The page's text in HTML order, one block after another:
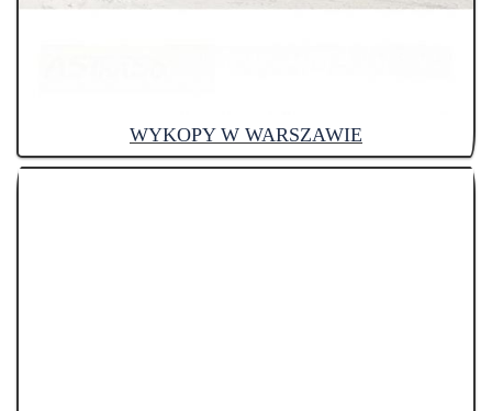
WYKOPY W WARSZAWIE